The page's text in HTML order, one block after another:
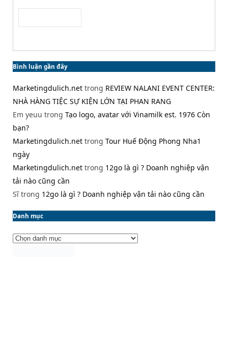
Bình luận gần đây
Marketingdulich.net trong REVIEW NALANI EVENT CENTER:
NHÀ HÀNG TIỆC SỰ KIỆN LỚN TẠI PHAN RANG
Em yeuu trong Tạo logo, avatar với Vinamilk est. 1976 Còn
bạn?
Marketingdulich.net trong Tour Huế Động Phong Nha1
ngày
Marketingdulich.net trong 12go là gì ? Doanh nghiệp vận
tải nào cũng cần
Sĩtrong 12go là gì ? Doanh nghiệp vận tải nào cũng cần
Danh mục
Danh